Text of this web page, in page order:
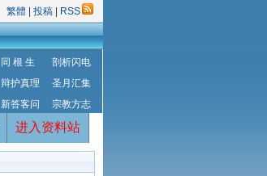
繁體 投稿 RSS
同 根 生
剖析闪电
辩护真理
圣月汇集
新答客问 宗教方志
进入资料站